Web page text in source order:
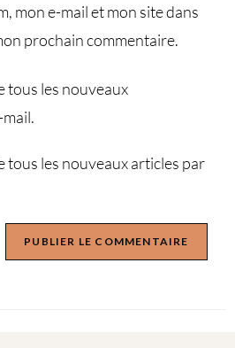
mon e-mail et mon site dans
prochain commentaire.
tous les nouveaux
tous les nouveaux articles par